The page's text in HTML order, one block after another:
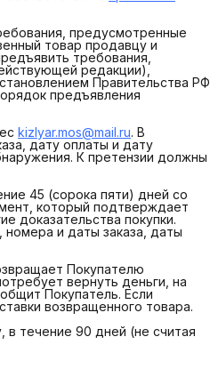
предусмотренные
товар продавцу и
требования,
редакции),
Правительства РФ
предъявления
kizlyar.mos@mail.ru. В
дату оплаты и дату
К претензии должны
45 (сорока пяти) дней со
который подтверждает
доказательства покупки.
номера и даты заказа, даты
Покупателю
вернуть деньги, на
Покупатель. Если
возвращенного товара.
течение 90 дней (не считая